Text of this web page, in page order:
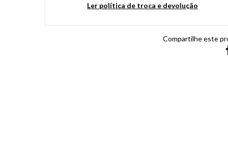
Ler política de troca e devolução
Compartilhe este